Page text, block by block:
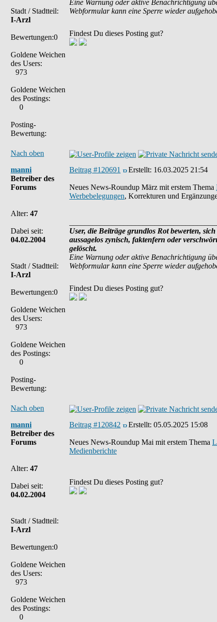
Stadt / Stadtteil:
I-Arzl
Bewertungen:0
Goldene Weichen
des Users:
973
Goldene Weichen
des Postings:
0
Posting-
Bewertung:
Eine Warnung oder aktive Benachrichtigung
Webformular kann eine Sperre wieder
Findest Du dieses Posting gut?
Nach oben
manni
Betreiber des
Forums
Alter: 47
Dabei seit:
04.02.2004
Stadt / Stadtteil:
I-Arzl
Bewertungen:0
Goldene Weichen
des Users:
973
Goldene Weichen
des Postings:
0
Posting-
Bewertung:
Beitrag #120691 Erstellt: 16.03.2025 21:54
Neues News-Roundup März mit erstem Thema
Werbebelegungen, Korrekturen und
User, die Beiträge grundlos Rot bewerten,
aussagelos zynisch, faktenfern oder
gelöscht.
Eine Warnung oder aktive Benachrichtigung
Webformular kann eine Sperre wieder
Findest Du dieses Posting gut?
Nach oben
manni
Betreiber des
Forums
Alter: 47
Dabei seit:
04.02.2004
Stadt / Stadtteil:
I-Arzl
Bewertungen:0
Goldene Weichen
des Users:
973
Goldene Weichen
des Postings:
0
Beitrag #120842 Erstellt: 05.05.2025 15:08
Neues News-Roundup Mai mit erstem Thema
Medienberichte
Findest Du dieses Posting gut?